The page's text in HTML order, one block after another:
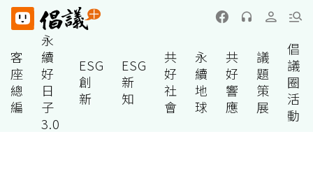
客
座
總
編
永
續
好
日
子
3.0
ESG
創
新
ESG
新
知
共
好
社
會
永
續
地
球
共
好
響
應
議
題
策
展
倡
議
圈
活
動